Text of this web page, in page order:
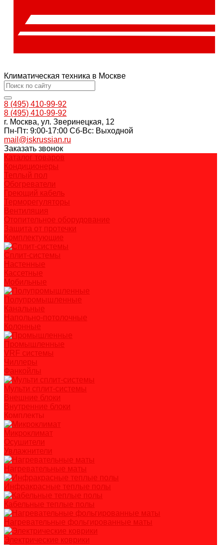
Климатическая техника в Москве
8 (495) 410-99-92
8 (495) 410-99-92
г. Москва, ул. Зверинецкая, 12
Пн-Пт: 9:00-17:00 Cб-Вс: Выходной
mail@iskrussian.ru
Заказать звонок
Каталог товаров
Кондиционеры
Теплый пол
Обогреватели
Греющий кабель
Терморегуляторы
Вентиляция
Отопительное оборудование
Защита от протечки
Комплектующие
Сплит-системы
Настенные
Кассетные
Мобильные
Полупромышленные
Канальные
Напольно-потолочные
Колонные
Промышленные
VRF системы
Чиллеры
Фанкойлы
Мульти сплит-системы
Внешние блоки
Внутренние блоки
Комплекты
Микроклимат
Осушители
Увлажнители
Нагревательные маты
Инфракрасные теплые полы
Кабельные теплые полы
Нагревательные фольгированные маты
Электрические коврики